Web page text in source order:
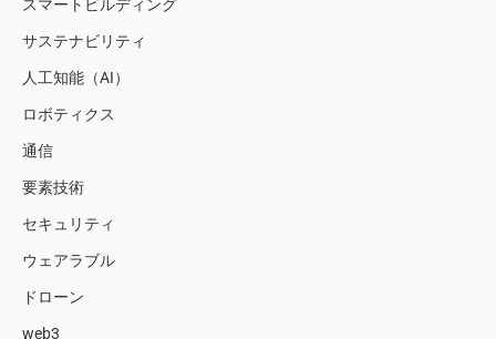
スマートビルディング
サステナビリティ
人工知能（AI）
ロボティクス
通信
要素技術
セキュリティ
ウェアラブル
ドローン
web3